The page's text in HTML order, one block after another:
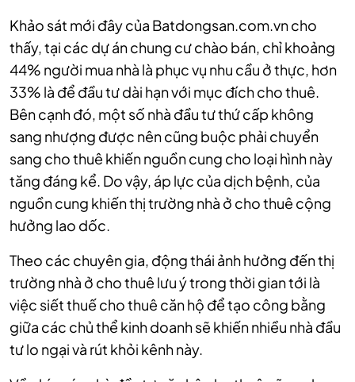
Khảo sát mới đây của Batdongsan.com.vn cho
thấy, tại các dự án chung cư chào bán, chỉ khoảng
44% người mua nhà là phục vụ nhu cầu ở thực, hơn
33% là để đầu tư dài hạn với mục đích cho thuê.
Bên cạnh đó, một số nhà đầu tư thứ cấp không
sang nhượng được nên cũng buộc phải chuyển
sang cho thuê khiến nguồn cung cho loại hình này
tăng đáng kể. Do vậy, áp lực của dịch bệnh, của
nguồn cung khiến thị trường nhà ở cho thuê cộng
hưởng lao dốc.
Theo các chuyên gia, động thái ảnh hưởng đến thị
trường nhà ở cho thuê lưu ý trong thời gian tới là
việc siết thuế cho thuê căn hộ để tạo công bằng
giữa các chủ thể kinh doanh sẽ khiến nhiều nhà đầu
tư lo ngại và rút khỏi kênh này.